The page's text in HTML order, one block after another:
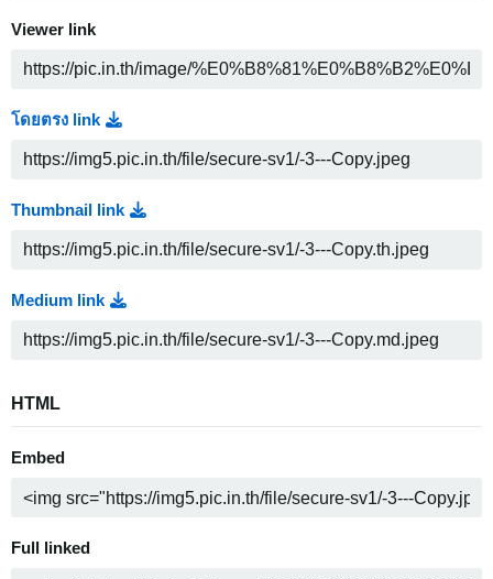
Viewer link
โดยตรง link
Thumbnail link
Medium link
HTML
Embed
Full linked